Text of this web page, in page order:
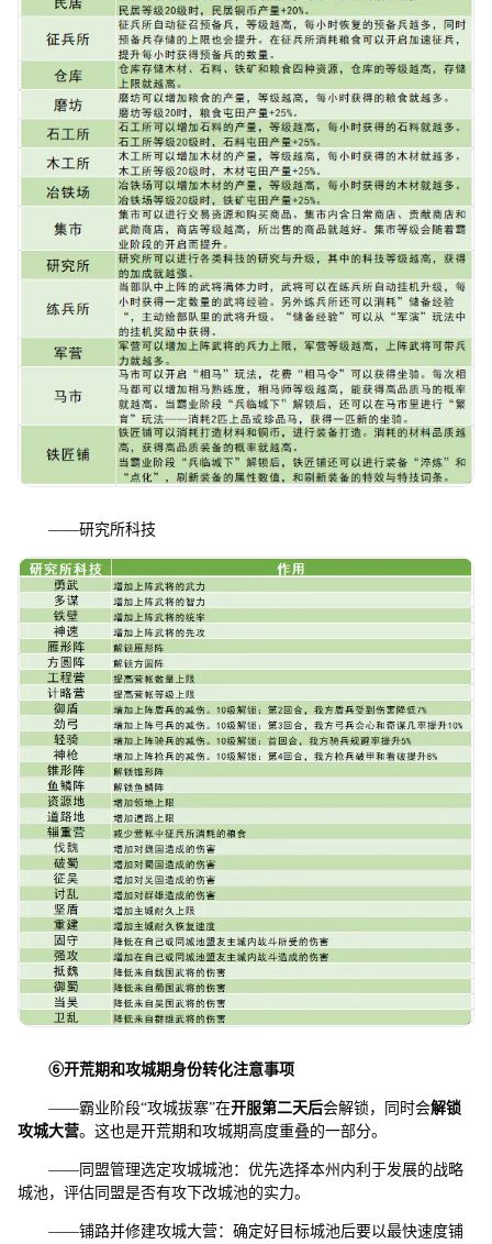
——研究所科技
⑥开荒期和攻城期身份转化注意事项
——霸业阶段“攻城拔寨”在开服第二天后会解锁，同时会解锁
攻城大营。这也是开荒期和攻城期高度重叠的一部分。
——同盟管理选定攻城城池：优先选择本州内利于发展的战略
城池，评估同盟是否有攻下改城池的实力。
——铺路并修建攻城大营：确定好目标城池后要以最快速度铺